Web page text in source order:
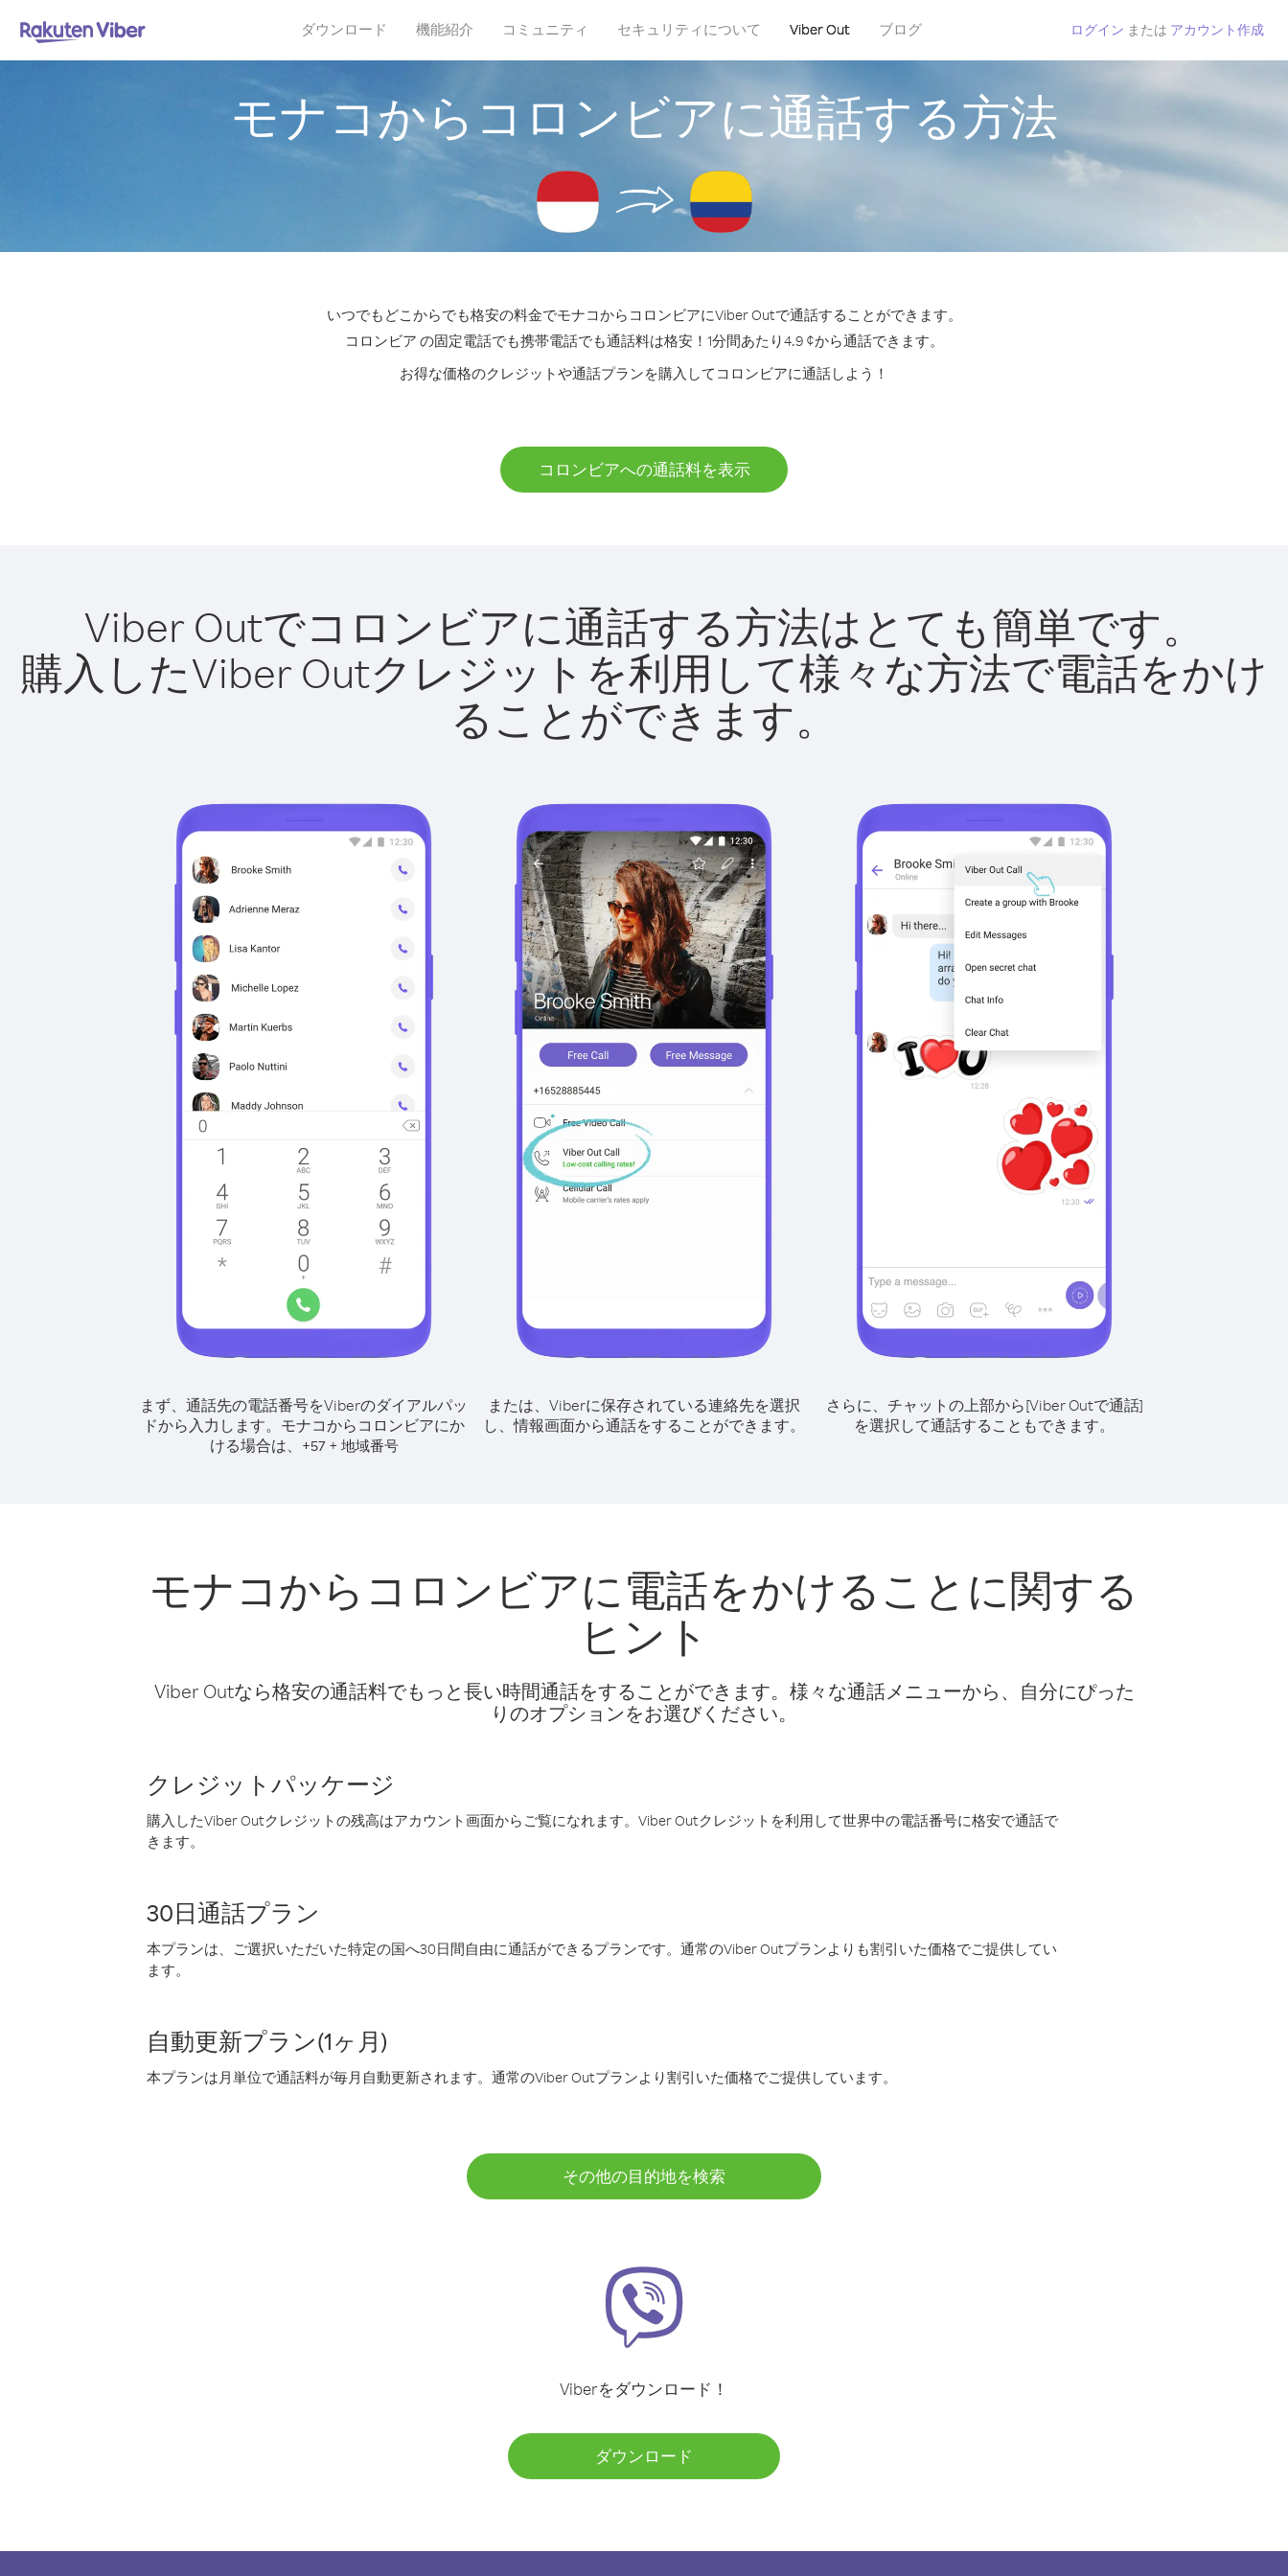
ダウンロード 機能紹介 コミュニティ セキュリティについて Viber Out ブログ ログイン または アカウント作成
モナコからコロンビアに通話する方法
いつでもどこからでも格安の料金でモナコからコロンビアにViber Outで通話することができます。
コロンビア の固定電話でも携帯電話でも通話料は格安！1分間あたり4.9 ¢から通話できます。
お得な価格のクレジットや通話プランを購入してコロンビアに通話しよう！
コロンビアへの通話料を表示
Viber Outでコロンビアに通話する方法はとても簡単です。
購入したViber Outクレジットを利用して様々な方法で電話をかけ
ることができます。
まず、通話先の電話番号をViberのダイアルパッ
ドから入力します。 モナコからコロンビアにか
ける場合は、
+57+ 地域番号
または、Viberに保存されている連絡先を選択
し、情報画面から通話をすることができます。
さらに、チャットの上部から[Viber Outで通話]
を選択して通話することもできます。
モナコからコロンビアに電話をかけることに関する
ヒント
Viber Outなら格安の通話料でもっと長い時間通話をすることができます。様々な通話メニューから、自分にぴった
りのオプションをお選びください。
クレジットパッケージ
購入したViber Outクレジットの残高はアカウント画面からご覧になれます。Viber Outクレジットを利用して世界中の電話番号に格安で通話で
きます。
30日通話プラン
本プランは、ご選択いただいた特定の国へ30日間自由に通話ができるプランです。通常のViber Outプランよりも割引いた価格でご提供してい
ます。
自動更新プラン(1ヶ月)
本プランは月単位で通話料が毎月自動更新されます。通常のViber Outプランより割引いた価格でご提供しています。
その他の目的地を検索
Viberをダウンロード！
ダウンロード